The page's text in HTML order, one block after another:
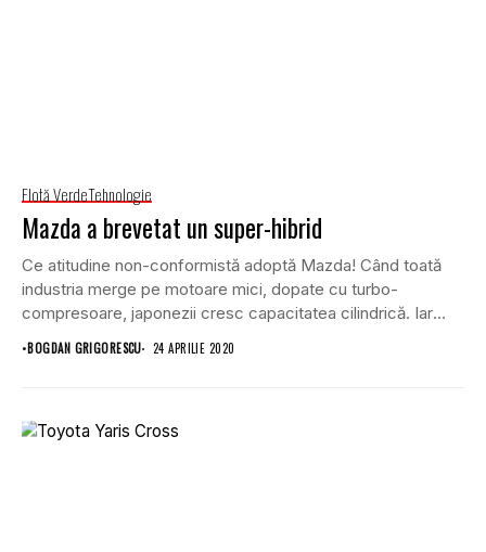
Flotă VerdeTehnologie
Mazda a brevetat un super-hibrid
Ce atitudine non-conformistă adoptă Mazda! Când toată
industria merge pe motoare mici, dopate cu turbo-
compresoare, japonezii cresc capacitatea cilindrică. Iar
acum, au brevetat...
•BOGDAN GRIGORESCU 24 APRILIE 2020